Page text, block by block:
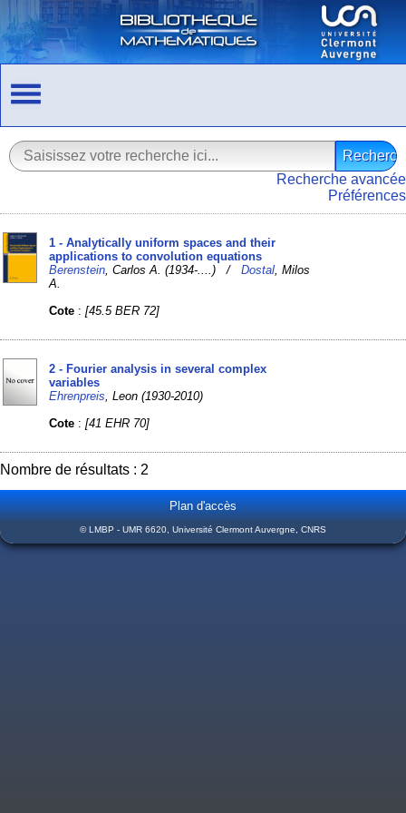
Recherche avancée
Préférences
1 - Analytically uniform spaces and their
applications to convolution equations
Berenstein , Carlos A. (1934-....) /Dostal , Milos
A.
Cote :[45.5 BER 72]
2 - Fourier analysis in several complex
variables
Ehrenpreis , Leon (1930-2010)
Cote :[41 EHR 70]
Nombre de résultats : 2
Plan d'accès
© LMBP - UMR 6620, Université Clermont Auvergne, CNRS